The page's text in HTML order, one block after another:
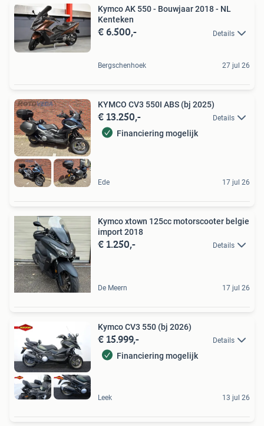
Kymco AK 550 - Bouwjaar 2018 - NL
Kenteken
€ 6.500,- Details
Bergschenhoek 27 jul 26
KYMCO CV3 550I ABS (bj 2025)
€ 13.250,- Details
Financiering mogelijk
Ede 17 jul 26
Kymco xtown 125cc motorscooter belgie
import 2018
€ 1.250,- Details
De Meern 17 jul 26
Kymco CV3 550 (bj 2026)
€ 15.999,- Details
Financiering mogelijk
Leek 13 jul 26